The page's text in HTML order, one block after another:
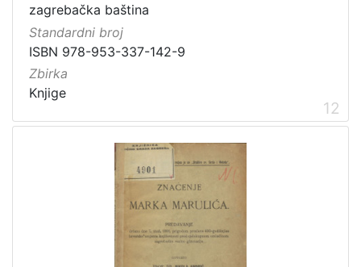
zagrebačka baština
Standardni broj
ISBN 978-953-337-142-9
Zbirka
Knjige
12